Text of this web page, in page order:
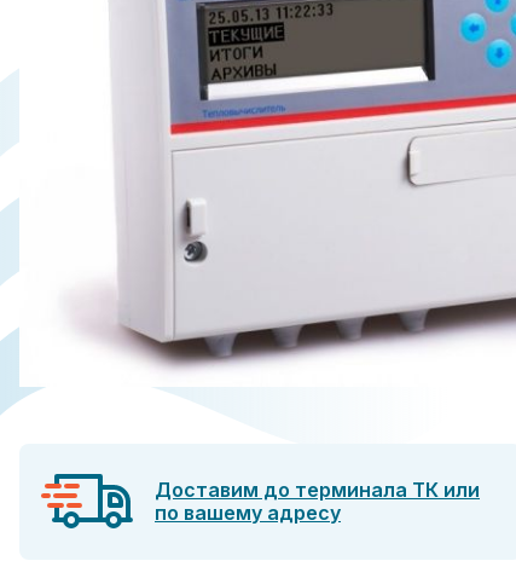
Доставим до терминала ТК или
по вашему адресу